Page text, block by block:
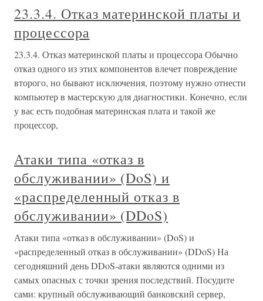
23.3.4. Отказ материнской платы и
процессора
23.3.4. Отказ материнской платы и процессора Обычно
отказ одного из этих компонентов влечет повреждение
второго, но бывают исключения, поэтому нужно отнести
компьютер в мастерскую для диагностики. Конечно, если
у вас есть подобная материнская плата и такой же
процессор,
Атаки типа «отказ в
обслуживании» (DoS) и
«распределенный отказ в
обслуживании» (DDoS)
Атаки типа «отказ в обслуживании» (DoS) и
«распределенный отказ в обслуживании» (DDoS) На
сегодняшний день DDoS-атаки являются одними из
самых опасных с точки зрения последствий. Посудите
сами: крупный обслуживающий банковский сервер,